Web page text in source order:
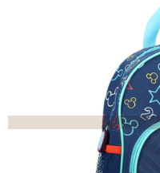
CSILLAG.